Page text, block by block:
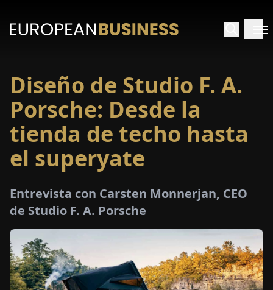
PAPEL
Diseño de Studio F. A.
Porsche: Desde la
tienda de techo hasta
el superyate
Entrevista con Carsten Monnerjan, CEO
de Studio F. A. Porsche